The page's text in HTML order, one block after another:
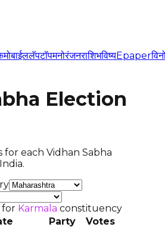
मोबाईललॅपटॉपमनोरंजनराशिभविष्यEpaper
Election
each Vidhan Sabha
for Karmala constituency
Party Votes